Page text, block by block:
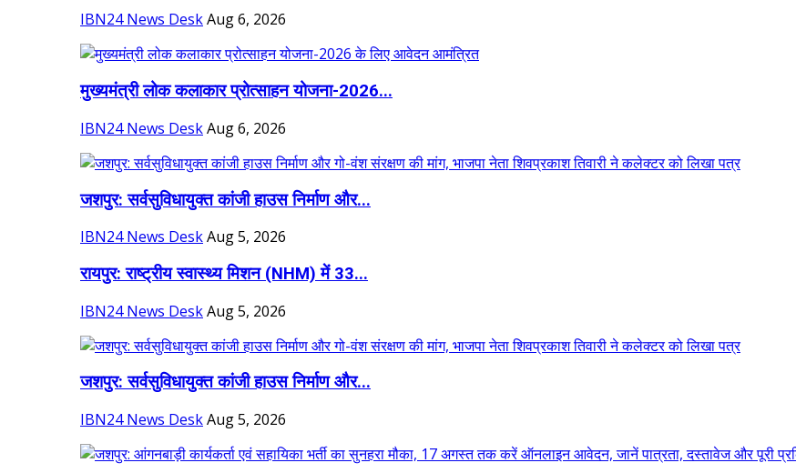
IBN24 News DeskAug 6, 2026
मुख्यमंत्री लोक कलाकार प्रोत्साहन योजना-2026...
IBN24 News DeskAug 6, 2026
जशपुर: सर्वसुविधायुक्त कांजी हाउस निर्माण और...
IBN24 News DeskAug 5, 2026
रायपुर: राष्ट्रीय स्वास्थ्य मिशन (NHM) में 33...
IBN24 News DeskAug 5, 2026
जशपुर: सर्वसुविधायुक्त कांजी हाउस निर्माण और...
IBN24 News DeskAug 5, 2026